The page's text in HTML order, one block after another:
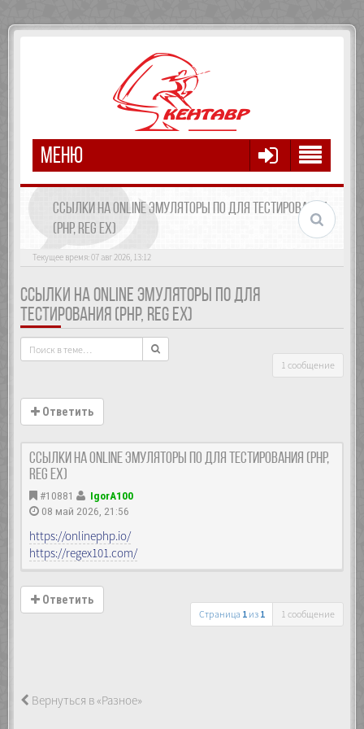
МЕНЮ
ССЫЛКИ НА ONLINE ЭМУЛЯТОРЫ ПО ДЛЯ ТЕСТИРОВАНИЯ
(PHP, REG EX)
Текущее время: 07 авг 2026, 13:12
ССЫЛКИ НА ONLINE ЭМУЛЯТОРЫ ПО ДЛЯ
ТЕСТИРОВАНИЯ (PHP, REG EX)
1 сообщение
Ответить
Ссылки на Online эмуляторы ПО для тестирования (PHP,
reg ex)
#10881
IgorA100
08 май 2026, 21:56
https://onlinephp.io/
https://regex101.com/
Ответить
Страница 1из 1 1 сообщение
Вернуться в «Разное»